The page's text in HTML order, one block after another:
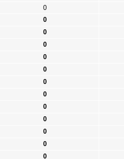
0
0
0
0
0
0
0
0
0
0
0
0
0